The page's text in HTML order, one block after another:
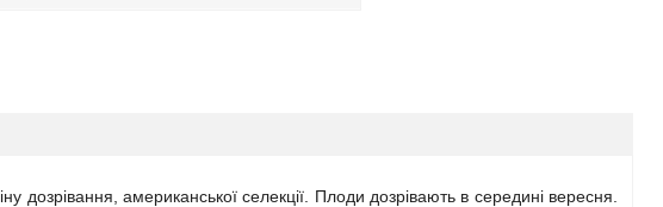
дозрівання, американської селекції. Плоди дозрівають в середині вересня.